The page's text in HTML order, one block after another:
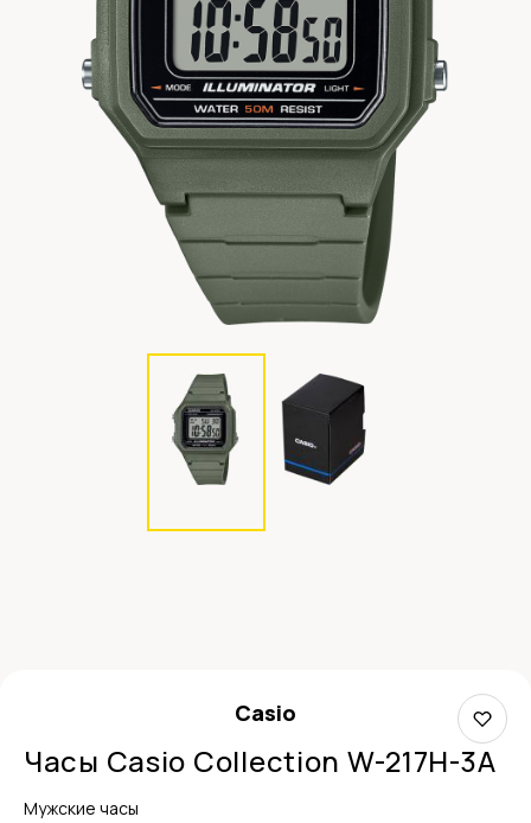
Casio
Часы Casio Collection W-217H-3A
Мужские часы